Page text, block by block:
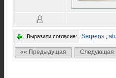
Выразили согласие: Serpens ,
«« Предыдущая Следующая